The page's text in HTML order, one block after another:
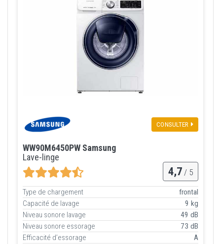
CONSULTER
WW90M6450PW Samsung
Lave-linge
4,7 / 5
Type de chargement
frontal
Capacité de lavage
9 kg
Niveau sonore lavage
49 dB
Niveau sonore essorage
73 dB
Efficacité d’essorage
A